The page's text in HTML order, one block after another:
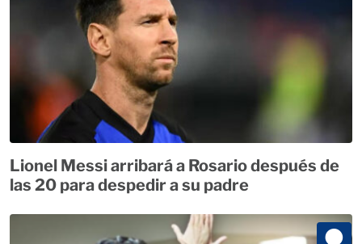
Lionel Messi arribará a Rosario después de
las 20 para despedir a su padre